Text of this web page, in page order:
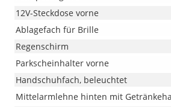
12V-Steckdose vorne
Ablagefach für Brille
Regenschirm
Parkscheinhalter vorne
Handschuhfach, beleuchtet
Mittelarmlehne hinten mit